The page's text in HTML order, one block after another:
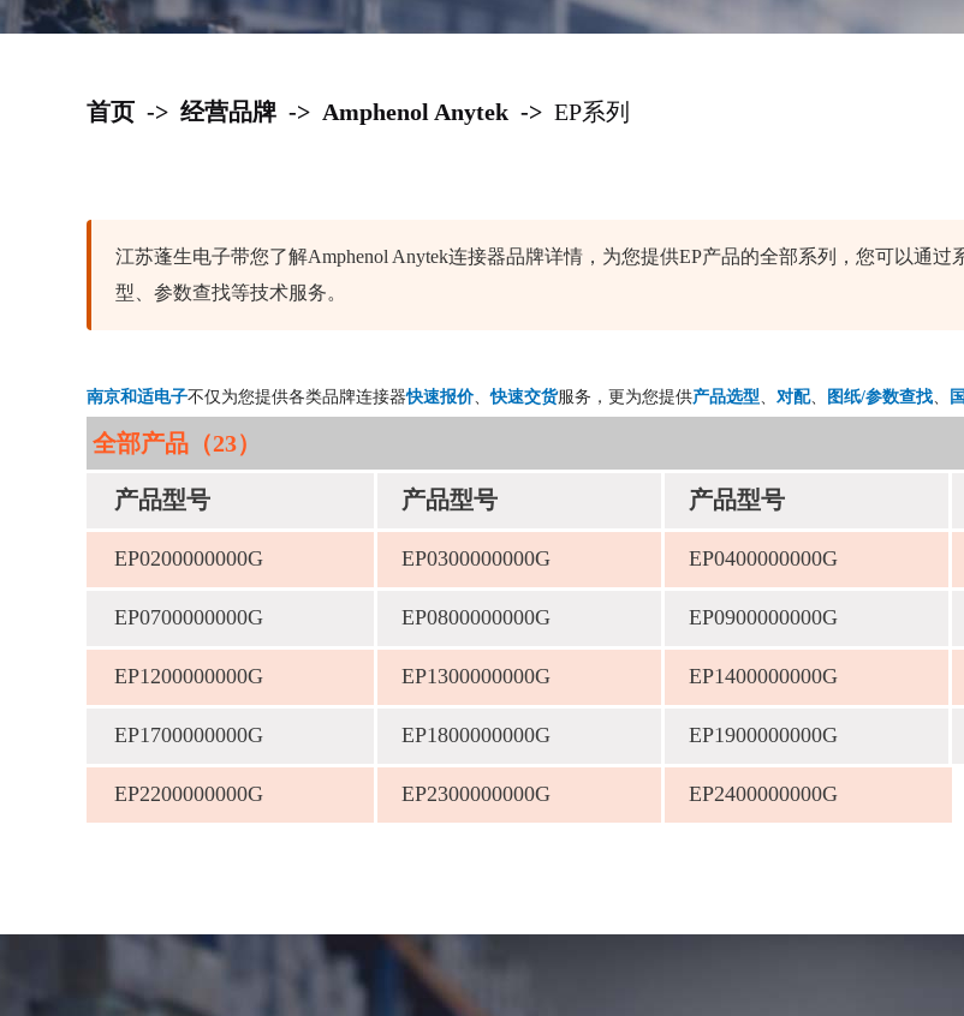
首页 -> 经营品牌 -> Amphenol Anytek -> EP系列
江苏蓬生电子带您了解Amphenol Anytek连接器品牌详情，为您提供EP产品的全部系列，您可以通
型、参数查找等技术服务。
南京和适电子不仅为您提供各类品牌连接器快速报价、快速交货服务，更为您提供产品选型、 对配、 图纸/参数查找、
全部产品（23）
产品型号 产品型号 产品型号
EP0200000000G EP0300000000G EP0400000000G
EP0700000000G EP0800000000G EP0900000000G
EP1200000000G EP1300000000G EP1400000000G
EP1700000000G EP1800000000G EP1900000000G
EP2200000000G EP2300000000G EP2400000000G